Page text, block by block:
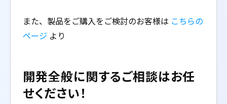
また、製品をご購入をご検討のお客様は こちらの
ページ より
開発全般に関するご相談はお任
せください！